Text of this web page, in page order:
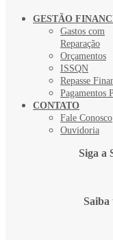
GESTÃO
Gastos com
Reparação
Orçamentos
ISSQN
Repasse
Pagamentos
CONTATO
Fale Conosco
Ouvidoria
Siga a
Saiba